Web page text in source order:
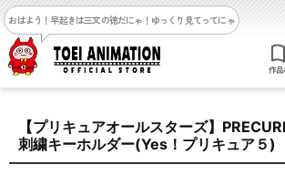
おはよう！早起きは三文の徳だにゃ！ ゆっくり見てってにゃ
【プリキュアオールスターズ】
刺繍キーホルダー(Yes！プリキュア５)